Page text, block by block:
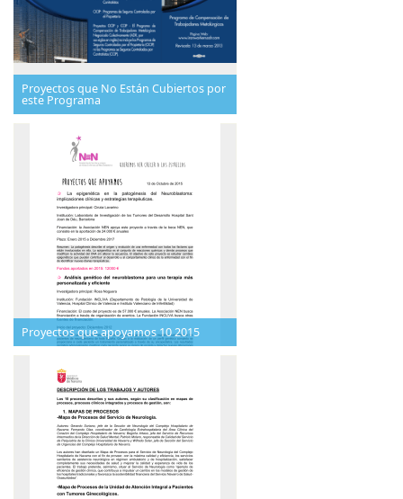
Proyectos que No Están Cubiertos por
este Programa
Proyectos que apoyamos 10 2015